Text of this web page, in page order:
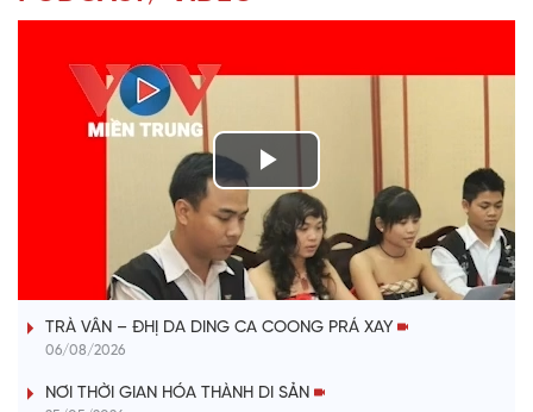
P
l
a
V
VÀI PHÚT DÀNH CHO QUẢNG BÁ
TRÀ VÂN – ĐHỊ DA DING CA COONG PRÁ XAY
06/08/2026
NƠI THỜI GIAN HÓA THÀNH DI SẢN